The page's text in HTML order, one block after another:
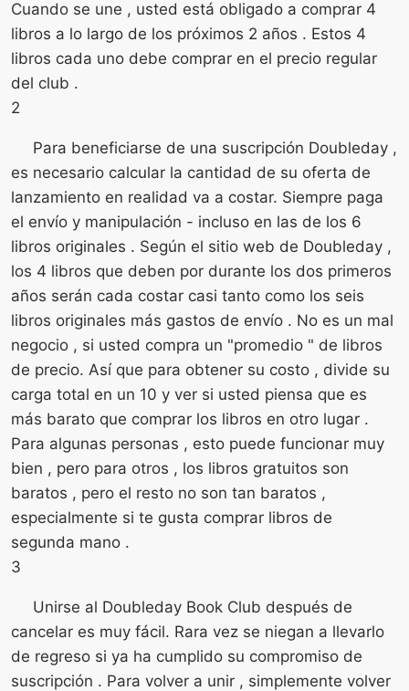
Cuando se une , usted está obligado a comprar 4
libros a lo largo de los próximos 2 años . Estos 4
libros cada uno debe comprar en el precio regular
del club .
2
Para beneficiarse de una suscripción Doubleday ,
es necesario calcular la cantidad de su oferta de
lanzamiento en realidad va a costar. Siempre paga
el envío y manipulación - incluso en las de los 6
libros originales . Según el sitio web de Doubleday ,
los 4 libros que deben por durante los dos primeros
años serán cada costar casi tanto como los seis
libros originales más gastos de envío . No es un mal
negocio , si usted compra un "promedio " de libros
de precio. Así que para obtener su costo , divide su
carga total en un 10 y ver si usted piensa que es
más barato que comprar los libros en otro lugar .
Para algunas personas , esto puede funcionar muy
bien , pero para otros , los libros gratuitos son
baratos , pero el resto no son tan baratos ,
especialmente si te gusta comprar libros de
segunda mano .
3
Unirse al Doubleday Book Club después de
cancelar es muy fácil. Rara vez se niegan a llevarlo
de regreso si ya ha cumplido su compromiso de
suscripción . Para volver a unir , simplemente volver